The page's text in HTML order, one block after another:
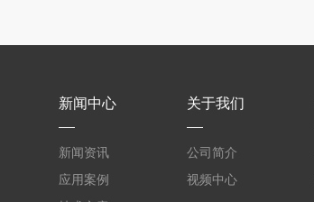
新闻中心
新闻资讯
应用案例
关于我们
公司简介
视频中心